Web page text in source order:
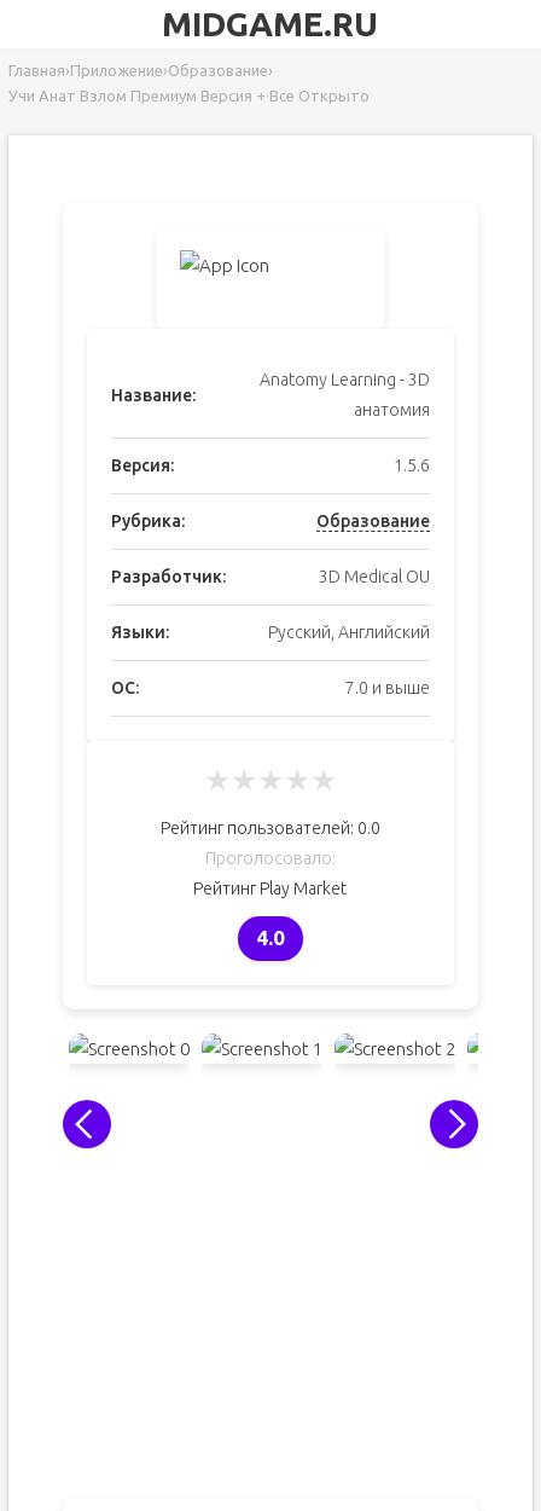
MIDGAME.RU
Главная›Приложение›Образование›
Учи Анат Взлом Премиум Версия + Все Открыто
Название:
Anatomy Learning - 3D
анатомия
Версия: 1.5.6
Рубрика: Образование
Разработчик: 3D Medical OU
Языки: Русский, Английский
ОС: 7.0 и выше
★★★★★
Рейтинг пользователей: 0.0
Проголосовало:
Рейтинг Play Market
4.0